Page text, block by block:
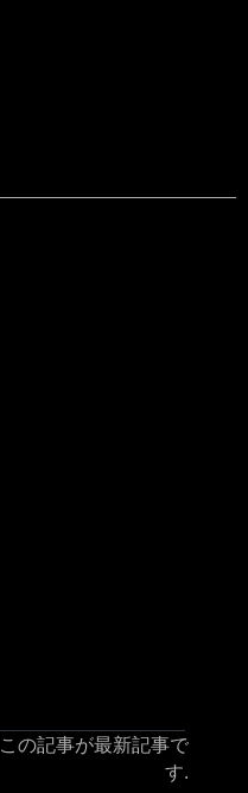
この記事が最新記事で
す.